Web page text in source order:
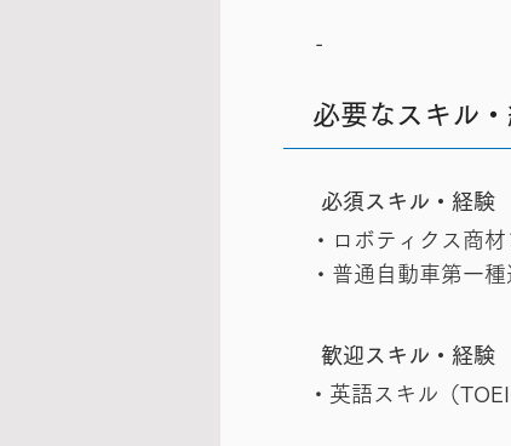
-
必要なスキル
​必須スキル・経験
・ロボティクス商
・普通自動車第一
歓迎スキル・経験
・英語スキル（